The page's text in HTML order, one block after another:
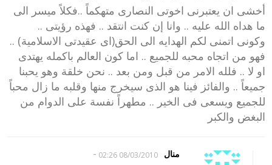
أخشى ان يعتبرنى اخوتى النصارى متهكماً ..فكلاً ميسر الى
ما هداه الله عليه .. وانا إن كنت انتقد .. فهذه رؤيتى ..
وكونى اتمنى لكم الهدايه الى الحق(اى عقيدتى الاسلامية) ..
فهو من اتجاه محبه للجميع .. اما كون العالم باكمله يهتدى
او لا .. فلله الامر من قبل ومن بعد .. نحن خلقة وهو يحبنا
جميعاً .. والفائز فينا هو الذى سيخرج منها وقلبه ما زال محباً
للجميع ويسعى فى الخير .. مطهراً نفسة على الدوام من
البغض والكبر
منال 08/03/2010 02:26
-